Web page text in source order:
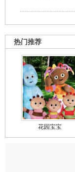
热门推荐
花园宝宝